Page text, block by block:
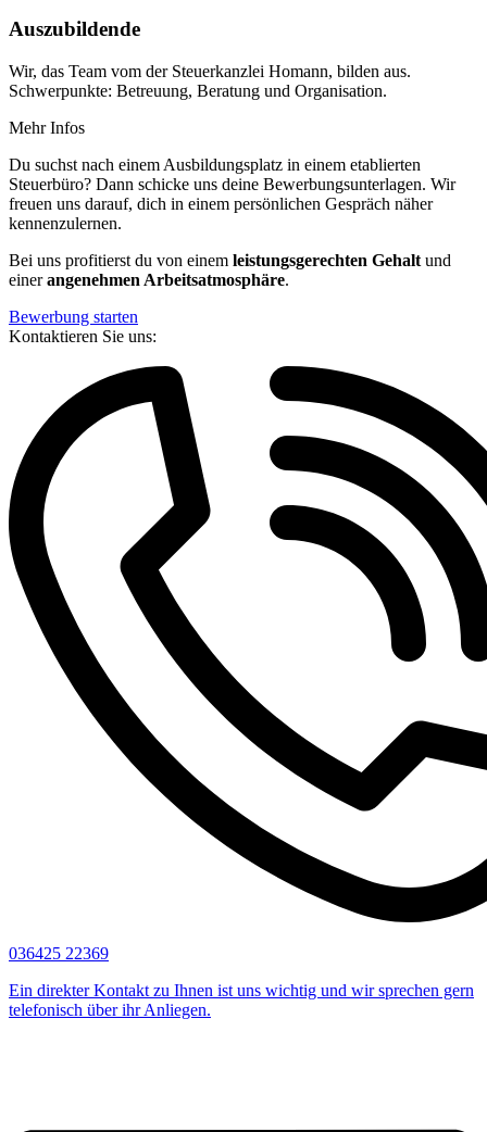
Auszubildende
Wir, das Team vom der Steuerkanzlei Homann, bilden aus.
Schwerpunkte: Betreuung, Beratung und Organisation.
Mehr Infos
Du suchst nach einem Ausbildungsplatz in einem etablierten
Steuerbüro? Dann schicke uns deine Bewerbungsunterlagen. Wir
freuen uns darauf, dich in einem persönlichen Gespräch näher
kennenzulernen.
Bei uns profitierst du von einem leistungsgerechten Gehalt und
einerangenehmen Arbeitsatmosphäre.
Bewerbung starten
Kontaktieren Sie uns:
036425 22369
Ein direkter Kontakt zu Ihnen ist uns wichtig und wir sprechen gern
telefonisch über ihr Anliegen.